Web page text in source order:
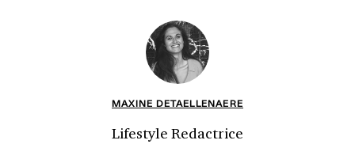
MAXINE DETAELLENAERE
Lifestyle Redactrice